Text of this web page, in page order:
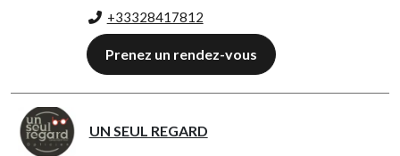
+33328417812
Prenez un rendez-vous
UN SEUL REGARD